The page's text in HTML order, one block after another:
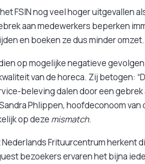
FSIN nog veel hoger uitgevallen
aan medewerkers beperken
en boeken ze dus minder omzet.
op mogelijke negatieve gevolgen
van de horeca. Zij betogen:
beleving dalen door een
Phlippen, hoofdeconoom van
op deze mismatch.
Frituurcentrum herkent
bezoekers ervaren het bijna